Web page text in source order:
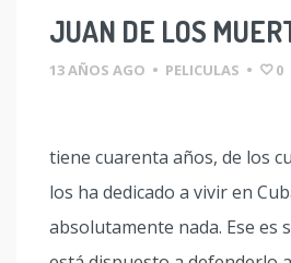
JUAN DE LOS
13 AÑOS AGO • PELICULAS • 0
tiene cuarenta años, de los
los ha dedicado a vivir en
absolutamente nada. Ese es